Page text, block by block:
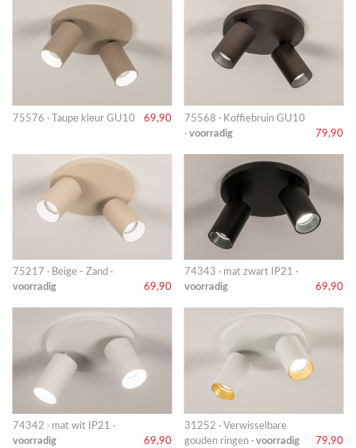
75576 · Taupe kleur GU10 69,90
75568 · Koffiebruin GU10
· voorradig 79,90
75217 · Beige - Zand ·
voorradig
69,90
74343 · mat zwart IP21 ·
voorradig
69,90
74342 · mat wit IP21 ·
voorradig
69,90
31252 · Verwisselbare
gouden ringen · voorradig 79,90